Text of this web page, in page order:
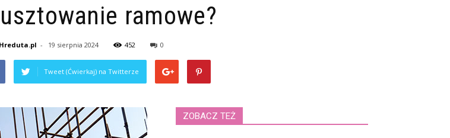
ramowe?
- 19 sierpnia 2024 452 0
Tweet (Ćwierkaj) na Twitterze
ZOBACZ TEŻ